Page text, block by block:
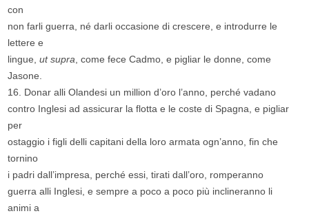
con
non farli guerra, né darli occasione di crescere, e introdurre le
lettere e
lingue,ut supra, come fece Cadmo, e pigliar le donne, come
Jasone.
16. Donar alli Olandesi un million d’oro l’anno, perché vadano
contro Inglesi ad assicurar la flotta e le coste di Spagna, e pigliar
per
ostaggio i figli delli capitani della loro armata ogn’anno, fin che
tornino
i padri dall’impresa, perché essi, tirati dall’oro, romperanno
guerra alli Inglesi, e sempre a poco a poco più inclineranno li
animi a